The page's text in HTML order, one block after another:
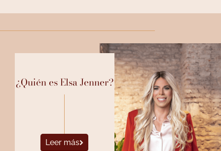
¿Quién es Elsa Jenner?
Leer más